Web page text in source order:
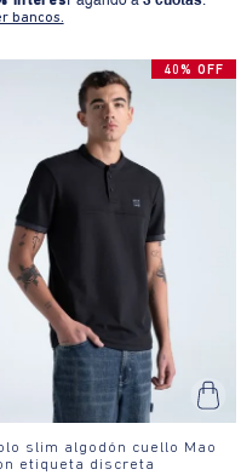
bancos.
40% OFF
slim algodón cuello Mao
etiqueta discreta